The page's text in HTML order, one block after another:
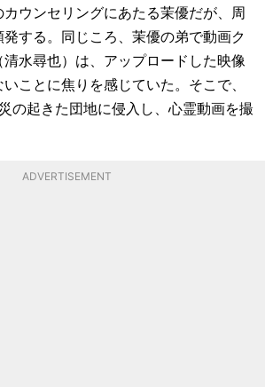
ウンセリングにあたる茉優だが、周
する。同じころ、茉優の弟で動画ク
水尋也）は、アップロードした映像
ことに焦りを感じていた。そこで、
の起きた団地に侵入し、心霊動画を撮
ADVERTISEMENT